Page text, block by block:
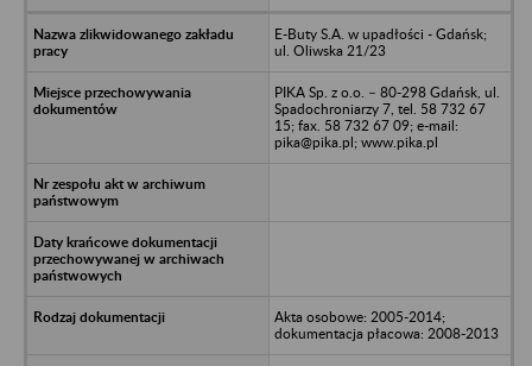
E-Buty S.A. w upadłości - Gdańsk;
ul. Oliwska 21/23
PIKA Sp. z o.o. – 80-298 Gdańsk, ul.
Spadochroniarzy 7, tel. 58 732 67
15; fax. 58 732 67 09; e-mail:
pika@pika.pl; www.pika.pl
Akta osobowe: 2005-2014;
dokumentacja płacowa: 2008-2013